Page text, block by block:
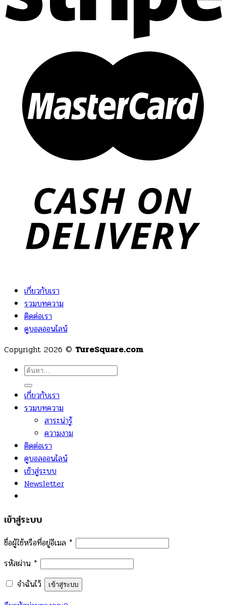
เกี่ยวกับเรา
รวมบทความ
ติดต่อเรา
ดูบอลออนไลน์
Copyright 2026 © TureSquare.com
ค้นหา:
เกี่ยวกับเรา
รวมบทความ
สาระน่ารู้
ความงาม
ติดต่อเรา
ดูบอลออนไลน์
เข้าสู่ระบบ
Newsletter
เข้าสู่ระบบ
ชื่อผู้ใช้หรือที่อยู่อีเมล *
รหัสผ่าน *
จำฉันไว้
เข้าสู่ระบบ